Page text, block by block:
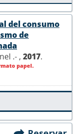
del consumo
de
.- , 2017.
papel.